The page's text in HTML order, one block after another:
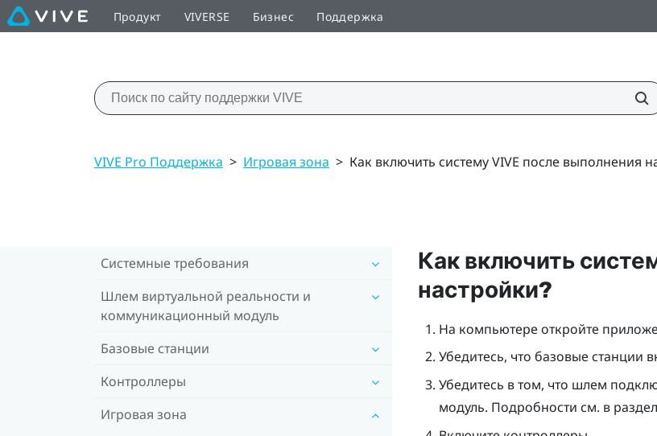
Продукт VIVERSE Бизнес Поддержка
VIVE Pro Поддержка > Игровая зона > Как включить систему VIVE после выполнения
Системные требования
Шлем виртуальной реальности и
коммуникационный модуль
Базовые станции
Контроллеры
Игровая зона
Как включить
настройки?
На компьютере откройте
Убедитесь, что базовые станции
Убедитесь в том, что шлем
модуль. Подробности см. в